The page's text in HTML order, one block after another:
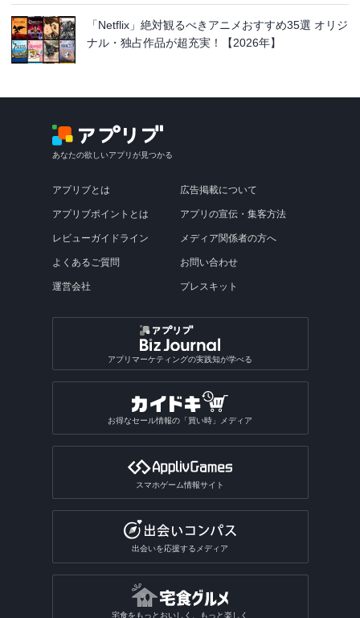
「Netflix」絶対観るべきアニメおすすめ35選 オリジ
ナル・独占作品が超充実！【2026年】
あなたの欲しいアプリが見つかる
アプリブとは
アプリブポイントとは
レビューガイドライン
よくあるご質問
運営会社
広告掲載について
アプリの宣伝・集客方法
メディア関係者の方へ
お問い合わせ
プレスキット
アプリマーケティングの実践知が学べる
お得なセール情報の「買い時」メディア
スマホゲーム情報サイト
出会いを応援するメディア
宅食をもっとおいしく、もっと楽しく